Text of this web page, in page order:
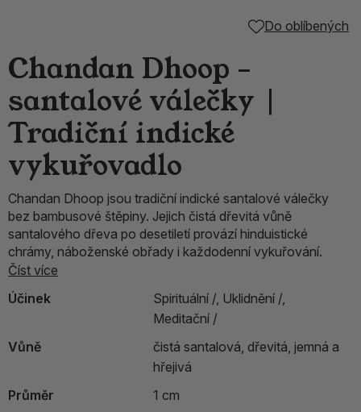
Do oblíbených
Chandan Dhoop –
santalové válečky |
Tradiční indické
vykuřovadlo
Chandan Dhoop jsou tradiční indické santalové válečky
bez bambusové štěpiny. Jejich čistá dřevitá vůně
santalového dřeva po desetiletí provází hinduistické
chrámy, náboženské obřady i každodenní vykuřování.
Číst více
Účinek
Spirituální /, Uklidnění /,
Meditační /
Vůně
čistá santalová, dřevitá, jemná a
hřejivá
Průměr
1 cm